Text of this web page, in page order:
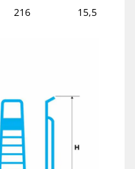
216 15,5